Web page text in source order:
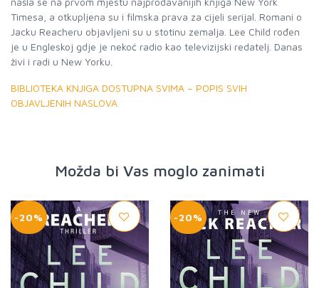
Timesa, a otkupljena su i filmska prava za cijeli serijal. Romani o
Jacku Reacheru objavljeni su u stotinu zemalja. Lee Child rođen
je u Engleskoj gdje je nekoć radio kao televizijski redatelj. Danas
živi i radi u New Yorku.
BIBLIOTEKA KNJIGA DOSTUPNA SVIMA – POPIS SVIH
OBJAVLJENIH NASLOVA
Možda bi Vas moglo zanimati
-20% -20%